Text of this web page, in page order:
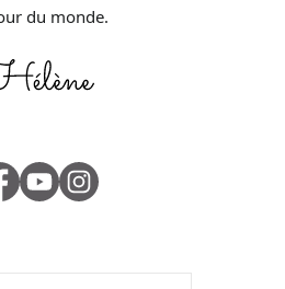
du monde.